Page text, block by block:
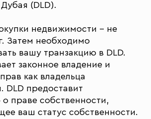
(DLD).
недвижимости – не
Затем необходимо
вашу транзакцию в DLD.
законное владение и
как владельца
DLD предоставит
о праве собственности,
ваш статус собственности.